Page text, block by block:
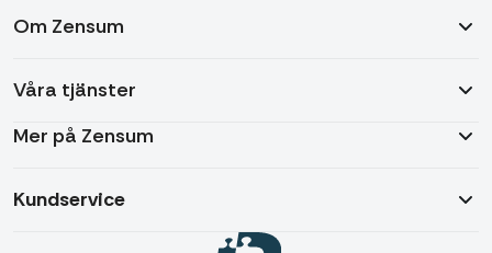
Kundservice
Våra tjänster
Mer på Zensum
Om Zensum